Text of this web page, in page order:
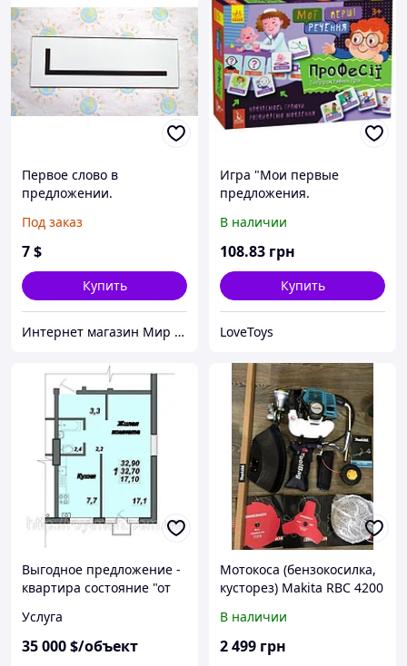
Первое слово в
предложении.
для наборного полотна
Под заказ
7$
Купить
Интернет магазин Мир стендов. Товары из Украины
Игра "Мои первые
предложения.
В наличии
108.83 грн
Купить
LoveToys
Выгодное предложение -
квартира состояние "от
Услуга
35 000$/объект
Мотокоса (бензокосилка,
кусторез) Makita RBC 4200
В наличии
2 499 грн